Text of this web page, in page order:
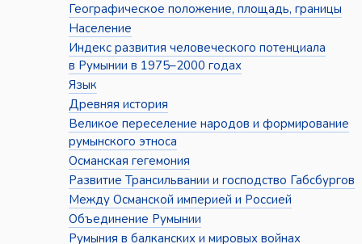
Географическое положение, площадь, границы
Население
Индекс развития человеческого потенциала
в Румынии в 1975–2000 годах
Язык
Древняя история
Великое переселение народов и формирование
румынского этноса
Османская гегемония
Развитие Трансильвании и господство Габсбургов
Между Османской империей и Россией
Объединение Румынии
Румыния в балканских и мировых войнах